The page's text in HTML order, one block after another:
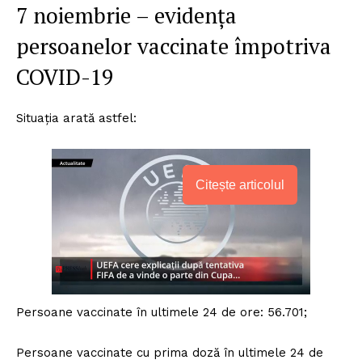
7 noiembrie – evidența
persoanelor vaccinate împotriva
COVID-19
Situația arată astfel:
Citește articolul
Persoane vaccinate în ultimele 24 de ore: 56.701;
Persoane vaccinate cu prima doză în ultimele 24 de